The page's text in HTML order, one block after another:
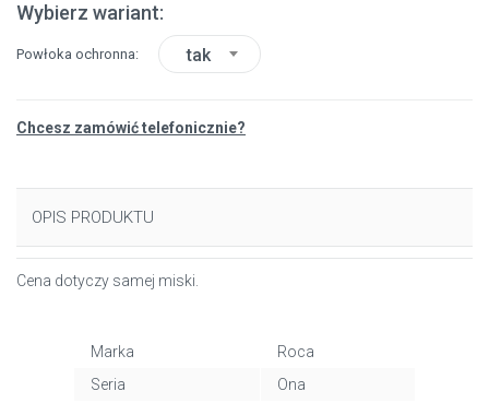
Wybierz wariant:
Powłoka ochronna tak
Chcesz zamówić telefonicznie?
OPIS PRODUKTU
Cena dotyczy samej miski.
Marka
Roca
Seria
Ona